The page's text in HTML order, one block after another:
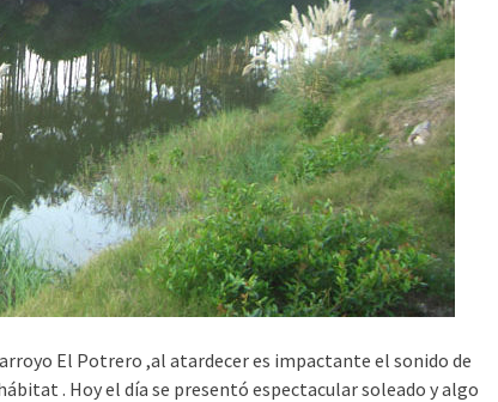
El Potrero ,al atardecer es impactante el sonido de
. Hoy el día se presentó espectacular soleado y algo